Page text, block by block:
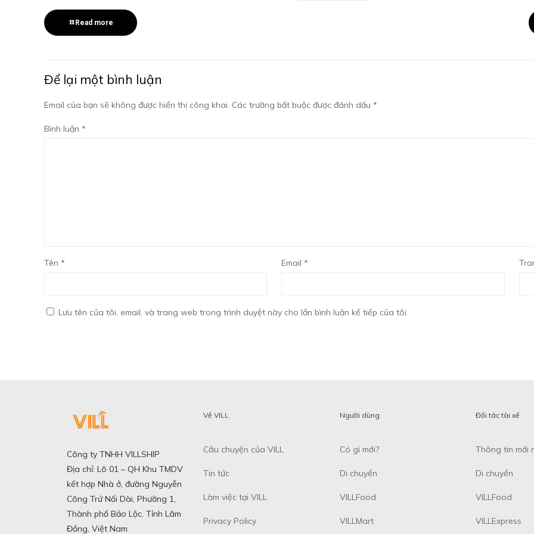
Read more
Để lại một bình luận
Email của bạn sẽ không được hiển thị công khai. Các trường bắt buộc được đánh dấu *
Bình luận *
Tên * Email*
Lưu tên của tôi, email, và trang web trong trình duyệt này cho lần bình luận kế tiếp của tôi.
Công ty TNHH VILLSHIP
Địa chỉ: Lô 01 – QH Khu TMDV
kết hợp Nhà ở, đường Nguyễn
Công Trứ Nối Dài, Phường 1,
Thành phố Bảo Lộc, Tỉnh Lâm
Đồng, Việt Nam
Về VILL
Câu chuyện của VILL
Tin tức
Làm việc tại VILL
Privacy Policy
Người dùng
Có gì mới?
Di chuyển
VILLFood
VILLMart
Đối tác tài xế
Thông tin mới
Di chuyển
VILLFood
VILLExpress